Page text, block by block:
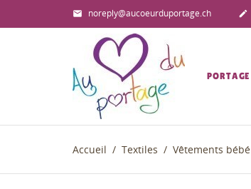
 noreply@aucoeurduportage.ch 
PORTAGE
Accueil Textiles Vêtements bébé